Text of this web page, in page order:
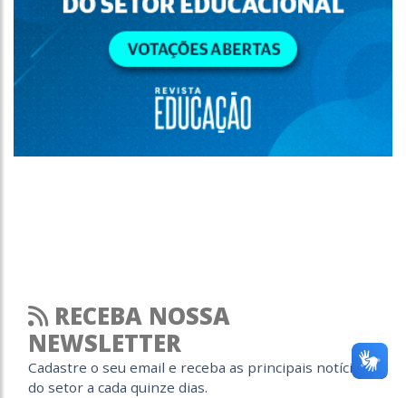
RECEBA NOSSA
NEWSLETTER
Cadastre o seu email e receba as principais notícias
do setor a cada quinze dias.